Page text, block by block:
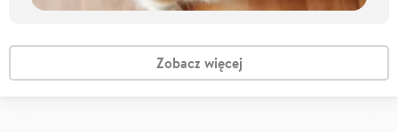
Zobacz więcej